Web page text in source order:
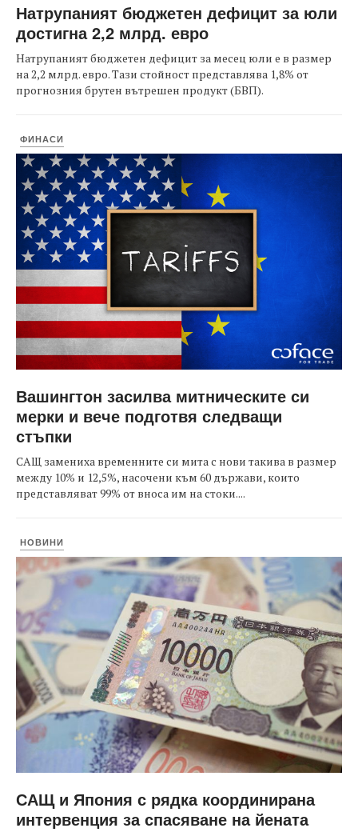
Натрупаният бюджетен дефицит за юли
достигна 2,2 млрд. евро
Натрупаният бюджетен дефицит за месец юли е в размер
на 2,2 млрд. евро. Тази стойност представлява 1,8% от
прогнозния брутен вътрешен продукт (БВП).
ФИНАСИ
Вашингтон засилва митническите си
мерки и вече подготвя следващи
стъпки
САЩ замениха временните си мита с нови такива в размер
между 10% и 12,5%, насочени към 60 държави, които
представляват 99% от вноса им на стоки....
НОВИНИ
САЩ и Япония с рядка координирана
интервенция за спасяване на йената